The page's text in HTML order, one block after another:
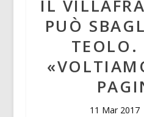
IL
PUÒ
TEOLO.
11 Mar 2017